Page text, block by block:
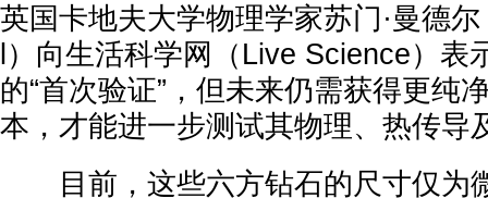
英国卡地夫大学物理学家苏门·曼德
l）向生活科学网（Live Science）表
的“首次验证”，但未来仍需获得更纯
本，才能进一步测试其物理、热传导
目前，这些六方钻石的尺寸仅为